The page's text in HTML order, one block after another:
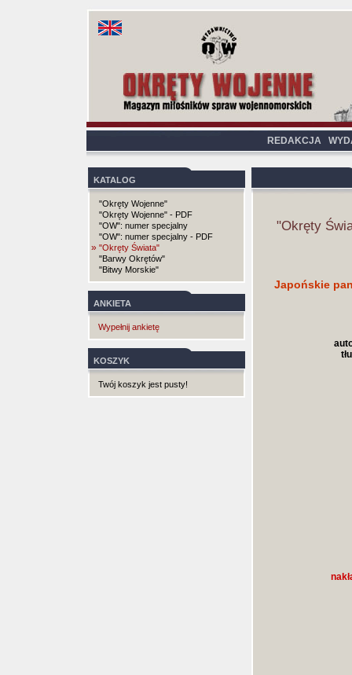
REDAKCJA
KATALOG
"Okręty Wojenne"
"Okręty Wojenne" - PDF
"OW": numer specjalny
"OW": numer specjalny - PDF
» "Okręty Świata"
"Barwy Okrętów"
"Bitwy Morskie"
ANKIETA
Wypełnij ankietę
KOSZYK
Twój koszyk jest pusty!
"Okręty
Japońskie